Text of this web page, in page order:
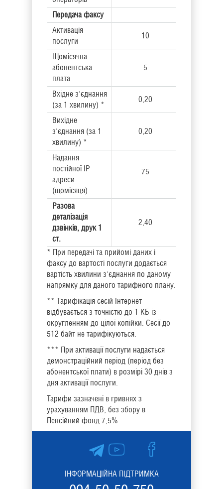
Передача факсу
Активація
послуги
10
Щомісячна
абонентська
плата
5
Вхідне з'єднання
(за 1 хвилину) *
0,20
Вихідне
з'єднання (за 1
хвилину) *
0,20
Надання
постійної ІP
адреси
(щомісяця)
75
Разова
деталізація
дзвінків, друк 1
ст.
2,40
* При передачі та прийомі даних і
факсу до вартості послуги додається
вартість хвилини з'єднання по даному
напрямку для даного тарифного плану.
** Тарифікація сесій Інтернет
відбувається з точністю до 1 КБ із
округленням до цілої копійки. Сесії до
512 байт не тарифікуються.
*** При активації послуги надається
демонстраційний період (період без
абонентської плати) в розмірі 30 днів з
дня активації послуги.
Тарифи зазначені в гривнях з
урахуванням ПДВ, без збору в
Пенсійний фонд 7,5%
ІНФОРМАЦІЙНА ПІДТРИМКА